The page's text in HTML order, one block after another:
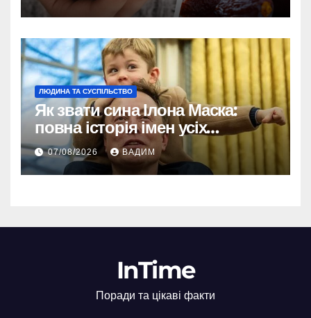
ЛЮДИНА ТА СУСПІЛЬСТВО
Як звати сина Ілона Маска:
повна історія імен усіх
хлопчиків мільярдера
07/08/2026 ВАДИМ
InTime
Поради та цікаві факти